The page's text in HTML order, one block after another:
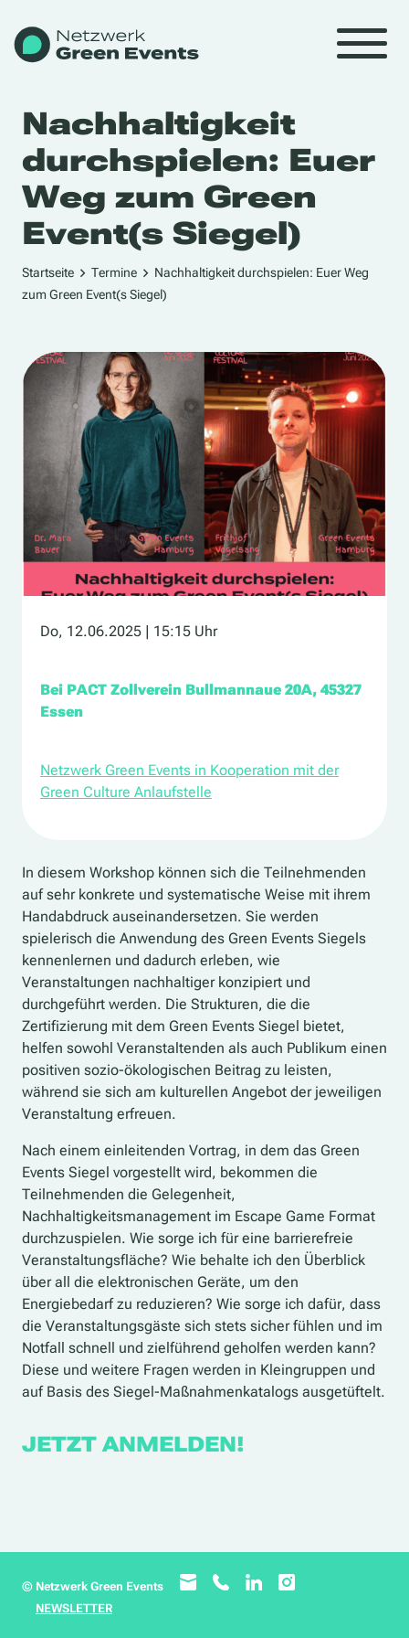
Nachhaltigkeit
durchspielen: Euer
Weg zum Green
Event(s Siegel)
Startseite Termine
Nachhaltigkeit durchspielen: Euer Weg
zum Green Event(s Siegel)
Do, 12.06.2025 | 15:15 Uhr
Bei PACT Zollverein Bullmannaue 20A, 45327
Essen
Netzwerk Green Events in Kooperation mit der
Green Culture Anlaufstelle
In diesem Workshop können sich die Teilnehmenden
auf sehr konkrete und systematische Weise mit ihrem
Handabdruck auseinandersetzen. Sie werden
spielerisch die Anwendung des Green Events Siegels
kennenlernen und dadurch erleben, wie
Veranstaltungen nachhaltiger konzipiert und
durchgeführt werden. Die Strukturen, die die
Zertifizierung mit dem Green Events Siegel bietet,
helfen sowohl Veranstaltenden als auch Publikum einen
positiven sozio-ökologischen Beitrag zu leisten,
während sie sich am kulturellen Angebot der jeweiligen
Veranstaltung erfreuen.
Nach einem einleitenden Vortrag, in dem das Green
Events Siegel vorgestellt wird, bekommen die
Teilnehmenden die Gelegenheit,
Nachhaltigkeitsmanagement im Escape Game Format
durchzuspielen. Wie sorge ich für eine barrierefreie
Veranstaltungsfläche? Wie behalte ich den Überblick
über all die elektronischen Geräte, um den
Energiebedarf zu reduzieren? Wie sorge ich dafür, dass
die Veranstaltungsgäste sich stets sicher fühlen und im
Notfall schnell und zielführend geholfen werden kann?
Diese und weitere Fragen werden in Kleingruppen und
auf Basis des Siegel-Maßnahmenkatalogs ausgetüftelt.
JETZT ANMELDEN!
© Netzwerk Green Events
NEWSLETTER